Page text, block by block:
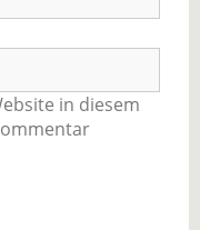
in diesem